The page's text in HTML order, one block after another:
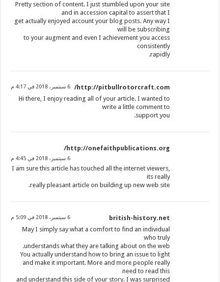
Pretty section of content. I just stumbled upon your site
and in accession capital to assert that I
get actually enjoyed account your blog posts. Any way I
will be subscribing
to your augment and even I achievement you access
consistently
rapidly.
http://pitbullrotorcraft.com/ 6 سبتمبر، 2018 في 4:17 م
Hi there, I enjoy reading all of your article. I wanted to
write a little comment to
support you.
http://onefaithpublications.org/
6 سبتمبر، 2018 في 4:45 م
I am sure this article has touched all the internet viewers,
its really
really pleasant article on building up new web site.
british-history.net 6 سبتمبر، 2018 في 5:09 م
May I simply say what a comfort to find an individual
who truly
understands what they are talking about on the web.
You actually understand how to bring an issue to light
and make it important. More and more people really
need to read this
and understand this side of your story. I was surprised